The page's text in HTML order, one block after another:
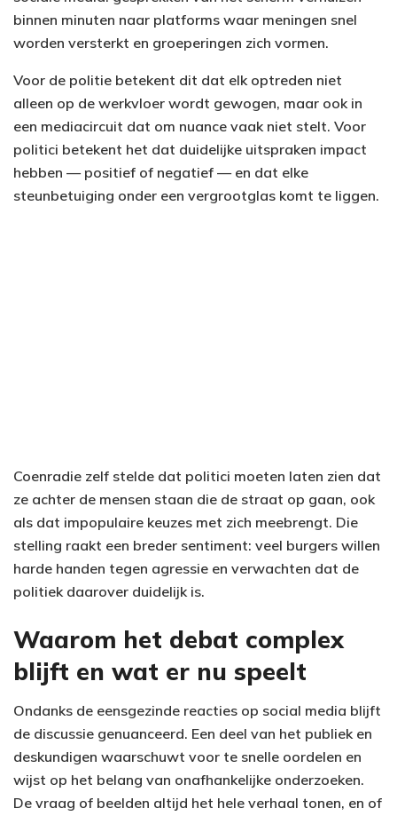
binnen minuten naar platforms waar meningen snel
worden versterkt en groeperingen zich vormen.
Voor de politie betekent dit dat elk optreden niet
alleen op de werkvloer wordt gewogen, maar ook in
een mediacircuit dat om nuance vaak niet stelt. Voor
politici betekent het dat duidelijke uitspraken impact
hebben — positief of negatief — en dat elke
steunbetuiging onder een vergrootglas komt te liggen.
Coenradie zelf stelde dat politici moeten laten zien dat
ze achter de mensen staan die de straat op gaan, ook
als dat impopulaire keuzes met zich meebrengt. Die
stelling raakt een breder sentiment: veel burgers willen
harde handen tegen agressie en verwachten dat de
politiek daarover duidelijk is.
Waarom het debat complex
blijft en wat er nu speelt
Ondanks de eensgezinde reacties op social media blijft
de discussie genuanceerd. Een deel van het publiek en
deskundigen waarschuwt voor te snelle oordelen en
wijst op het belang van onafhankelijke onderzoeken.
De vraag of beelden altijd het hele verhaal tonen, en of